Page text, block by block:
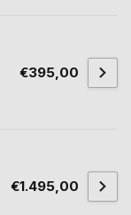
€395,00
€1.495,00